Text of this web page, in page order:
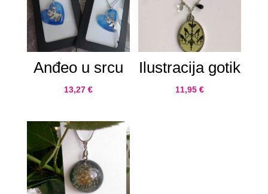
Anđeo u srcu
13,27 €
Ilustracija gotik
11,95€